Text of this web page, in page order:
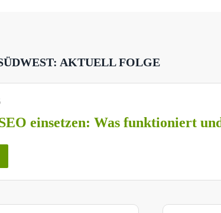
AKTUELL FOLGE
einsetzen: Was funktioniert